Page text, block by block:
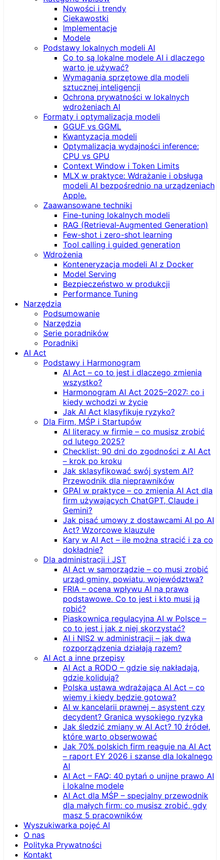
Nowości i trendy
Ciekawostki
Implementacje
Modele
Podstawy lokalnych modeli AI
Co to są lokalne modele AI i dlaczego
warto je używać?
Wymagania sprzętowe dla modeli
sztucznej inteligencji
Ochrona prywatności w lokalnych
wdrożeniach AI
Formaty i optymalizacja modeli
GGUF vs GGML
Kwantyzacja modeli
Optymalizacja wydajności inference:
CPU vs GPU
Context Window i Token Limits
MLX w praktyce: Wdrażanie i obsługa
modeli AI bezpośrednio na urządzeniach
Apple.
Zaawansowane techniki
Fine-tuning lokalnych modeli
RAG (Retrieval‑Augmented Generation)
Few-shot i zero-shot learning
Tool calling i guided generation
Wdrożenia
Konteneryzacja modeli AI z Docker
Model Serving
Bezpieczeństwo w produkcji
Performance Tuning
Narzędzia
Podsumowanie
Narzędzia
Serie poradników
Poradniki
AI Act
Podstawy i Harmonogram
AI Act – co to jest i dlaczego zmienia
wszystko?
Harmonogram AI Act 2025–2027: co i
kiedy wchodzi w życie
Jak AI Act klasyfikuje ryzyko?
Dla Firm, MŚP i Startupów
AI literacy w firmie – co musisz zrobić
od lutego 2025?
Checklist: 90 dni do zgodności z AI Act
– krok po kroku
Jak sklasyfikować swój system AI?
Przewodnik dla nieprawników
GPAI w praktyce – co zmienia AI Act dla
firm używających ChatGPT, Claude i
Gemini?
Jak pisać umowy z dostawcami AI po AI
Act? Wzorcowe klauzule
Kary w AI Act – ile można stracić i za co
dokładnie?
Dla administracji i JST
AI Act w samorządzie – co musi zrobić
urząd gminy, powiatu, województwa?
FRIA – ocena wpływu AI na prawa
podstawowe. Co to jest i kto musi ją
robić?
Piaskownica regulacyjna AI w Polsce –
co to jest i jak z niej skorzystać?
AI i NIS2 w administracji – jak dwa
rozporządzenia działają razem?
AI Act a inne przepisy
AI Act a RODO – gdzie się nakładają,
gdzie kolidują?
Polska ustawa wdrażająca AI Act – co
wiemy i kiedy będzie gotowa?
AI w kancelarii prawnej – asystent czy
decydent? Granica wysokiego ryzyka
Jak śledzić zmiany w AI Act? 10 źródeł,
które warto obserwować
Jak 70% polskich firm reaguje na AI Act
– raport EY 2026 i szanse dla lokalnego
AI
AI Act – FAQ: 40 pytań o unijne prawo AI
i lokalne modele
AI Act dla MŚP – specjalny przewodnik
dla małych firm: co musisz zrobić, gdy
masz 5 pracowników
Wyszukiwarka pojęć AI
O nas
Polityka Prywatności
Kontakt